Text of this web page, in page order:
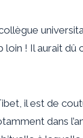
! Il aurait
il est de
dans